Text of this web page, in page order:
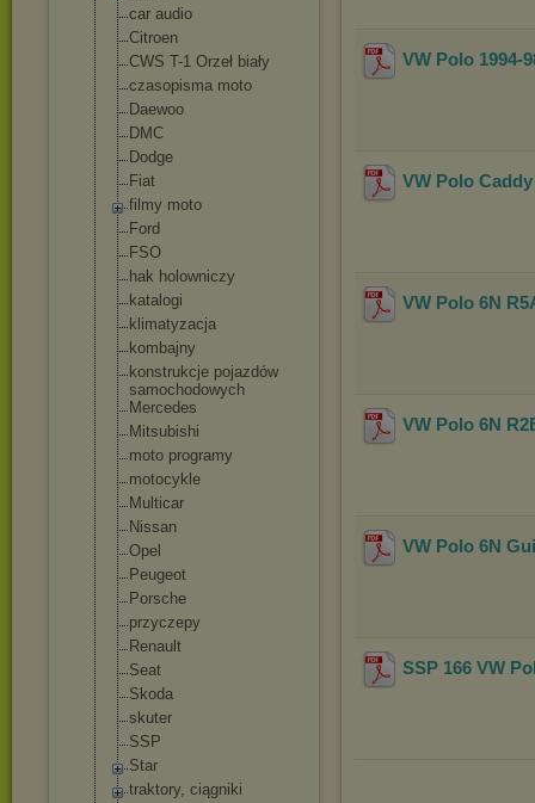
car audio
Citroen
CWS T-1 Orzeł biały
czasopisma moto
Daewoo
DMC
Dodge
Fiat
filmy moto
Ford
FSO
hak holowniczy
katalogi
klimatyzacja
kombajny
konstrukcje pojazdów
samochodowych
Mercedes
Mitsubishi
moto programy
motocykle
Multicar
Nissan
Opel
Peugeot
Porsche
przyczepy
Renault
Seat
Skoda
skuter
SSP
Star
traktory, ciągniki
VW Polo 1994-
VW Polo
VW Polo 6N
VW Polo 6N
VW Polo 6N
SSP 166 VW